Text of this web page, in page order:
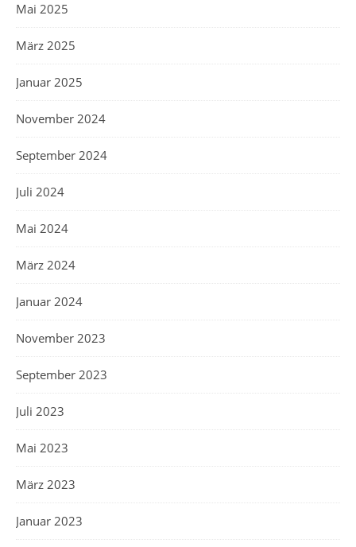
Mai 2025
März 2025
Januar 2025
November 2024
September 2024
Juli 2024
Mai 2024
März 2024
Januar 2024
November 2023
September 2023
Juli 2023
Mai 2023
März 2023
Januar 2023